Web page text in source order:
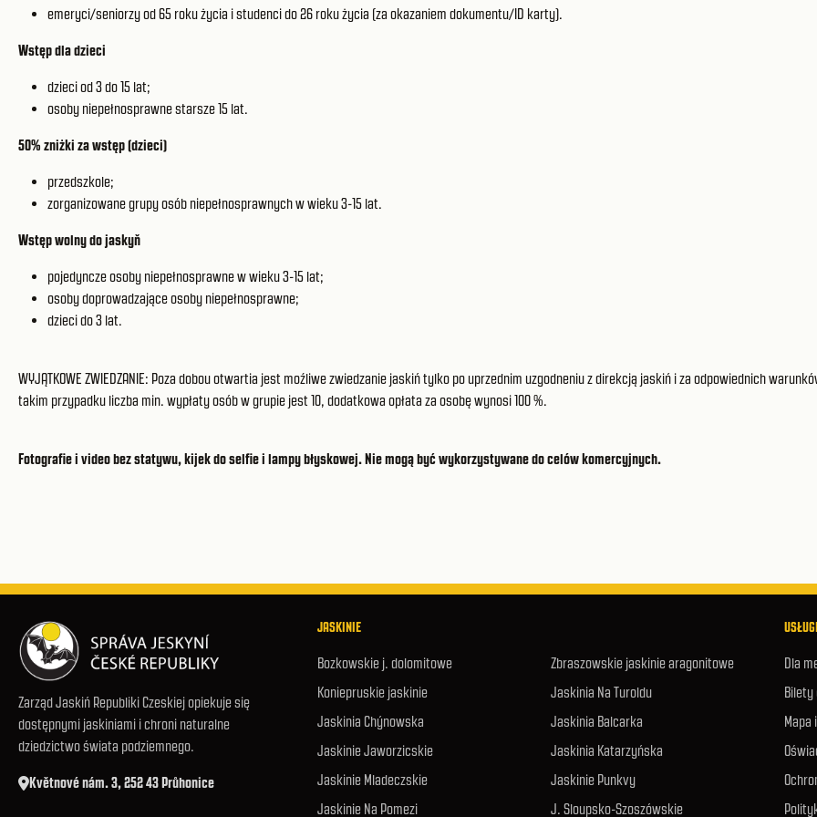
emeryci/seniorzy od 65 roku życia i studenci do 26 roku życia (za okazaniem dokumentu/ID karty).
Wstęp dla dzieci
dzieci od 3 do 15 lat;
osoby niepełnosprawne starsze 15 lat.
50% zniżki za wstęp (dzieci)
przedszkole;
zorganizowane grupy osób niepełnosprawnych w wieku 3-15 lat.
Wstęp wolny do jaskyň
pojedyncze osoby niepełnosprawne w wieku 3-15 lat;
osoby doprowadzające osoby niepełnosprawne;
dzieci do 3 lat.
WYJĄTKOWE ZWIEDZANIE: Poza dobou otwartia jest moźliwe zwiedzanie jaskiń tylko po uprzednim uzgodneniu z direkcją jaskiń i za odpowiednich
takim przypadku liczba min. wypłaty osób w grupie jest 10, dodatkowa opłata za osobę wynosi 100 %.
Fotografie i video bez statywu, kijek do selfie i lampy błyskowej. Nie mogą być wykorzystywane do celów komercyjnych.
Zarząd Jaskiń Republiki Czeskiej opiekuje się
dostępnymi jaskiniami i chroni naturalne
dziedzictwo świata podziemnego.
Květnové nám. 3, 252 43 Průhonice
JASKINIE
Bozkowskie j. dolomitowe
Koniepruskie jaskinie
Jaskinia Chýnowska
Jaskinie Jaworzicskie
Jaskinie Mladeczskie
Jaskinie Na Pomezi
Zbraszowskie jaskinie aragonitowe
Jaskinia Na Turoldu
Jaskinia Balcarka
Jaskinia Katarzyńska
Jaskinie Punkvy
J. Sloupsko-Szoszówskie
Dla
Bilety